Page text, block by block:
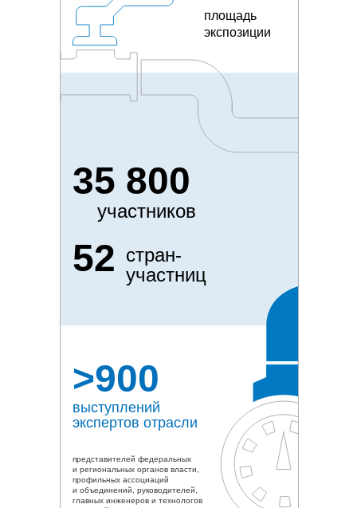
выступлений
экспертов отрасли
представителей федеральных
и региональных органов власти,
профильных ассоциаций
и объединений, руководителей,
главных инженеров и технологов
>900
52 стран-
участниц
35 800
участников
площадь
экспозиции